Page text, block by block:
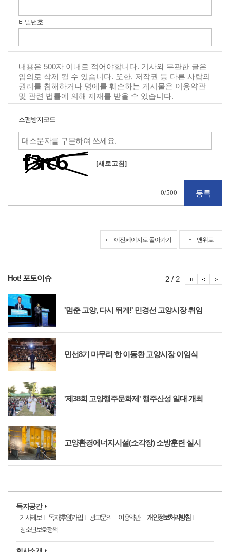
비밀번호
스팸방지코드
[새로고침]
0/500
이전페이지로 돌아가기 맨위로
Hot! 포토이슈
'멈춘 고양, 다시 뛰게!' 민경선 고양시장 취임
민선8기 마무리 한 이동환 고양시장 이임식
'제38회 고양행주문화제' 행주산성 일대 개최
고양환경에너지시설(소각장) 소방훈련 실시
2 / 2 포
포토이
독자공간
기사제보 독자(후원)가입 광고문의 이용약관
개인정보처리방침
청소년보호정책